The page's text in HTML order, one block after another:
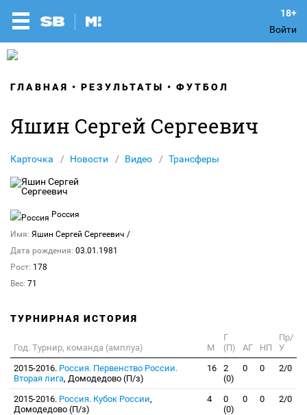
Войти
ГЛАВНАЯ РЕЗУЛЬТАТЫ ФУТБОЛ
Яшин Сергей Сергеевич
Карточка Новости Видео Трансферы
Россия
Имя: Яшин Сергей Сергеевич /
Дата рождения: 03.01.1981
Рост: 178
Вес: 71
ТУРНИРНАЯ ИСТОРИЯ
Год. Турнир, команда (амплуа) М
Г
(П)
АГ НП
Пр/
У
2015-2016. Россия. Первенство России.
Вторая лига, Домодедово (П/з)
16
2
(0)
0 0 2/0
2015-2016. Россия. Кубок России,
Домодедово (П/з)
4
0
(0)
0 0 2/0